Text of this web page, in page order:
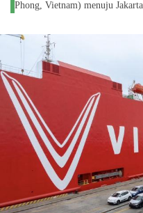
Phong, Vietnam) menuju